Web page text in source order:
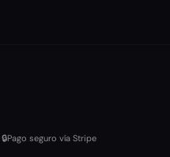
🔒Pago seguro vía Stripe